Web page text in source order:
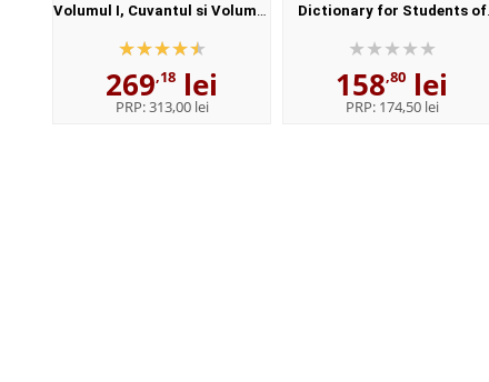
Volumul I, Cuvantul si Volumul
egida Institutului de
Lingvistica,,...
269,18 lei
PRP:313,00 lei
Dictionary for Students of
students of English - Format,
Paperback
158,80 lei
PRP: 174,50 lei